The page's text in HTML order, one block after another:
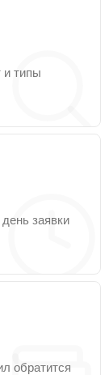
и типы
заявки
обратится